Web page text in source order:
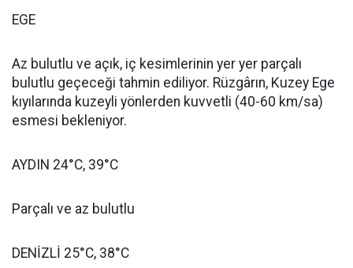
EGE
Az bulutlu ve açık, iç kesimlerinin yer yer parçalı
bulutlu geçeceği tahmin ediliyor. Rüzgârın, Kuzey Ege
kıyılarında kuzeyli yönlerden kuvvetli (40-60 km/sa)
esmesi bekleniyor.
AYDIN 24°C, 39°C
Parçalı ve az bulutlu
DENİZLİ 25°C, 38°C